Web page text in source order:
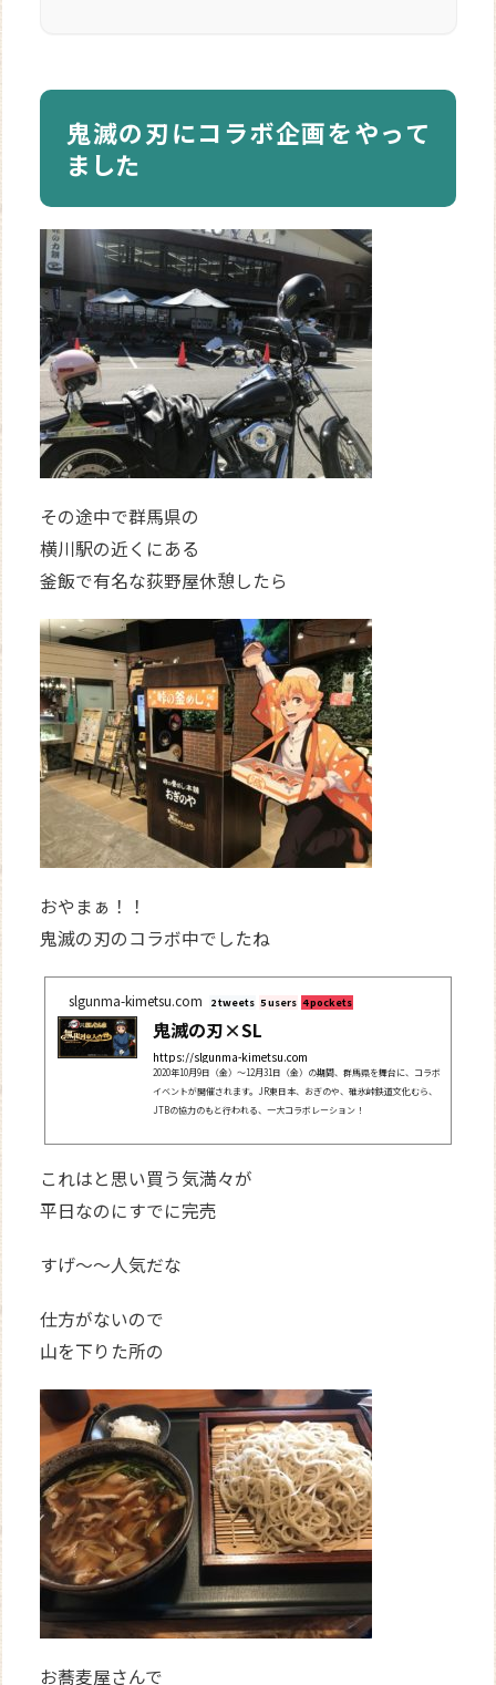
鬼滅の刃にコラボ企画をやって
ました
その途中で群馬県の
横川駅の近くにある
釜飯で有名な荻野屋休憩したら
おやまぁ！！
鬼滅の刃のコラボ中でしたね
slgunma-kimetsu.com 2 tweets 5 users 4 pockets
鬼滅の刃×SL
https://slgunma-kimetsu.com
2020年10月9日（金）～12月31日（金）の期間、群馬県を舞台に、コラボ
イベントが開催されます。JR東日本、おぎのや、碓氷峠鉄道文化むら、
JTBの協力のもと行われる、一大コラボレーション！
これはと思い買う気満々が
平日なのにすでに完売
すげ～～人気だな
仕方がないので
山を下りた所の
お蕎麦屋さんで